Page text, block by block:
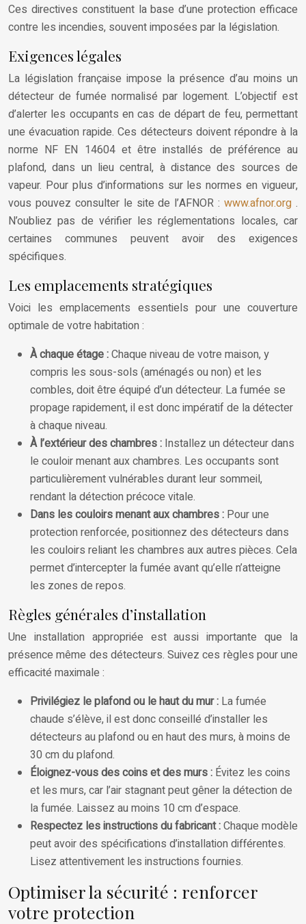
Ces directives constituent la base d’une protection efficace
contre les incendies, souvent imposées par la législation.
Exigences légales
La législation française impose la présence d’au moins un
détecteur de fumée normalisé par logement. L’objectif est
d’alerter les occupants en cas de départ de feu, permettant
une évacuation rapide. Ces détecteurs doivent répondre à la
norme NF EN 14604 et être installés de préférence au
plafond, dans un lieu central, à distance des sources de
vapeur. Pour plus d’informations sur les normes en vigueur,
vous pouvez consulter le site de l’AFNOR :www.afnor.org.
N’oubliez pas de vérifier les réglementations locales, car
certaines communes peuvent avoir des exigences
spécifiques.
Les emplacements stratégiques
Voici les emplacements essentiels pour une couverture
optimale de votre habitation :
À chaque étage :Chaque niveau de votre maison, y
compris les sous-sols (aménagés ou non) et les
combles, doit être équipé d’un détecteur. La fumée se
propage rapidement, il est donc impératif de la détecter
à chaque niveau.
À l’extérieur des chambres : Installez un détecteur dans
le couloir menant aux chambres. Les occupants sont
particulièrement vulnérables durant leur sommeil,
rendant la détection précoce vitale.
Dans les couloirs menant aux chambres : Pour une
protection renforcée, positionnez des détecteurs dans
les couloirs reliant les chambres aux autres pièces. Cela
permet d’intercepter la fumée avant qu’elle n’atteigne
les zones de repos.
Règles générales d’installation
Une installation appropriée est aussi importante que la
présence même des détecteurs. Suivez ces règles pour une
efficacité maximale :
Privilégiez le plafond ou le haut du mur : La fumée
chaude s’élève, il est donc conseillé d’installer les
détecteurs au plafond ou en haut des murs, à moins de
30 cm du plafond.
Éloignez-vous des coins et des murs : Évitez les coins
et les murs, car l’air stagnant peut gêner la détection de
la fumée. Laissez au moins 10 cm d’espace.
Respectez les instructions du fabricant :Chaque modèle
peut avoir des spécifications d’installation différentes.
Lisez attentivement les instructions fournies.
Optimiser la sécurité : renforcer
votre protection